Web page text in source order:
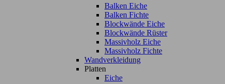
Balken Eiche
Balken Fichte
Blockwände Eiche
Blockwände Rüster
Massivholz Eiche
Massivholz Fichte
Wandverkleidung
Platten
Eiche